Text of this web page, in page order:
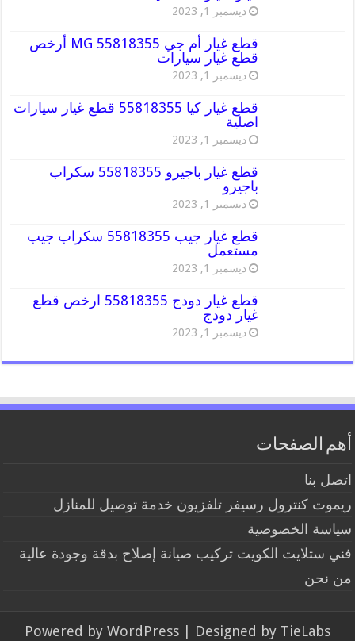
ديسمبر 1, 2023
قطع غيار أم جي MG 55818355 أرخص
قطع غيار سيارات
ديسمبر 1, 2023
قطع غيار كيا 55818355 قطع غيار سيارات
اصلية
ديسمبر 1, 2023
قطع غيار باجيرو 55818355 سكراب
باجيرو
ديسمبر 1, 2023
قطع غيار جيب 55818355 سكراب جيب
مستعمل
ديسمبر 1, 2023
قطع غيار دودج 55818355 ارخص قطع
غيار دودج
ديسمبر 1, 2023
أهم الصفحات
اتصل بنا
ريموت كنترول رسيفر تلفزيون خدمة توصيل للمنازل
سياسة الخصوصية
فني ستلايت الكويت تركيب صيانة إصلاح بدقة وجودة عالية
من نحن
Powered by WordPress | Designed by TieLabs